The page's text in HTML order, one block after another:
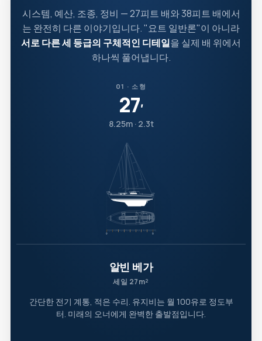
시스템, 예산, 조종, 정비 — 27피트 배와 38피트 배에서
는 완전히 다른 이야기입니다. "요트 일반론"이 아니라
서로 다른 세 등급의 구체적인 디테일을 실제 배 위에서
하나씩 풀어냅니다.
01 · 소형
27′
8.25m · 2.3t
알빈 베가
세일 27m²
간단한 전기 계통, 적은 수리. 유지비는 월 100유로 정도부
터. 미래의 오너에게 완벽한 출발점입니다.